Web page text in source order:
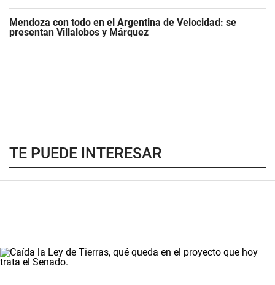
Mendoza con todo en el Argentina de Velocidad: se
presentan Villalobos y Márquez
TE PUEDE INTERESAR